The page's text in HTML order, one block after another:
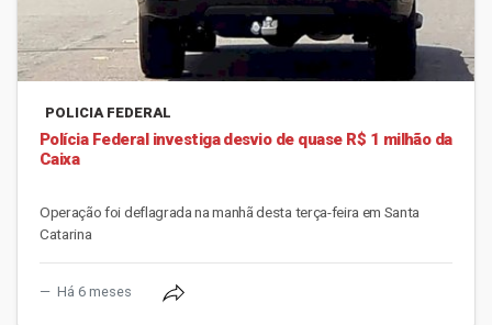
POLICIA FEDERAL
Polícia Federal investiga desvio de quase R$ 1 milhão da
Caixa
Operação foi deflagrada na manhã desta terça-feira em Santa
Catarina
Há 6 meses